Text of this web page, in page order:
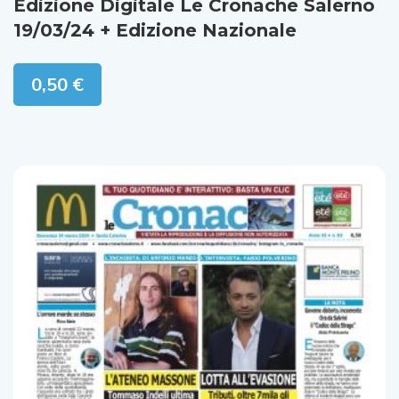
Edizione Digitale Le Cronache Salerno
19/03/24 + Edizione Nazionale
0,50 €